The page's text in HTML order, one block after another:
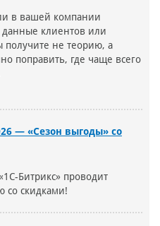
в вашей компании
клиентов или
получите не теорию, а
поправить, где чаще всего
— «Сезон выгоды» со
Битрикс» проводит
со скидками!